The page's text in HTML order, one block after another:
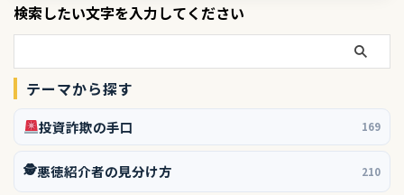
検索したい文字を入力してください
テーマから探す
投資詐欺の手口 169
🕵️悪徳紹介者の見分け方 210